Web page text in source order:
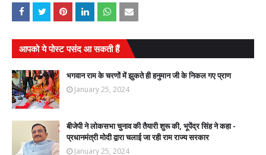
आपको ये पोस्ट पसंद आ सकती हैं
भगवान राम के चरणों में झुकते ही हनुमान जी के निकल गए प्राण
January 25, 2024
बीजेपी ने लोकसभा चुनाव की तैयारी शुरू की, भूपेंद्र सिंह ने कहा -
प्रधानमंत्री मोदी द्वारा चलाई जा रही राम राज्य सरकार
January 25, 2024